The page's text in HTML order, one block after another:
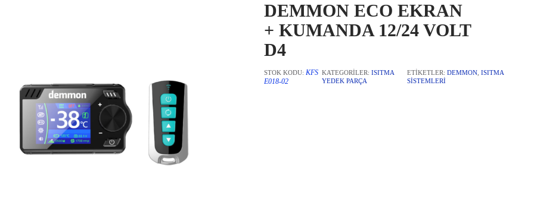
DEMMON ECO EKRAN
+ KUMANDA 12/24 VOLT
D4
STOK KODU: KFS
E018-02
KATEGORILER: ISITMA
YEDEK PARÇA
ETIKETLER:DEMMON ,ISITMA
SISTEMLERI